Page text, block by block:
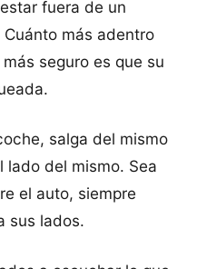
fuera de un
más adentro
seguro es que su
salga del mismo
del mismo. Sea
el auto, siempre
sus lados.